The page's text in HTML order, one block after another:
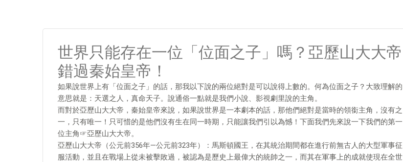
世界只能存在一位「位面之子」嗎？亞歷山大大帝
錯過秦始皇帝！
如果說世界上有「位面之子」的話，那我以下說的兩位絕對是可以說得上數的。何為位面之子？大致理解的
意思就是：天選之人，真命天子。說通俗一點就是我們小說、影視劇里說的主角。
而對於亞歷山大大帝，秦始皇帝來說，如果說世界是一本劇本的話，那他們絕對是當時的領銜主角，沒有之
一，只有唯一！只可惜的是他們沒有生在同一時期，只能讓我們引以為憾！下面我們先來說一下我們的第一
位主角☞亞歷山大大帝。
亞歷山大大帝（公元前356年—公元前323年）：馬斯頓國王，在其統治期間都在進行前無古人的大型軍事征
服活動，並且在戰場上從未被擊敗過，被認為是歷史上最偉大的統帥之一，而其在軍事上的成就使現在全世